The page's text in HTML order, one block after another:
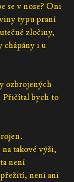
se v nose? Oni
typu praní
zločiny,
chápány i u
ozbrojených
Přičítal bych to
takové výši,
není
není ani